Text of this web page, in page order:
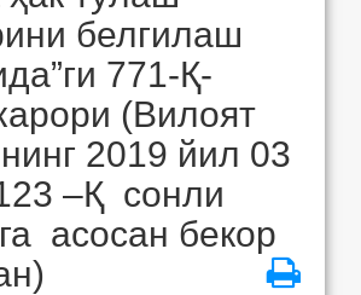
белгилаш
771-Қ-
(Вилоят
2019 йил 03
–Қ сонли
асосан бекор